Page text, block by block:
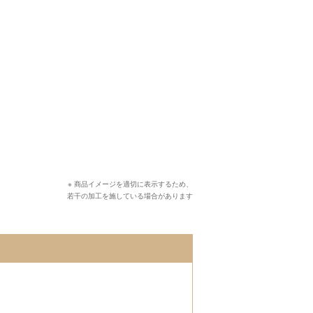
※ 商品イメージを適切に表示するため、
若干の加工を施している場合があります